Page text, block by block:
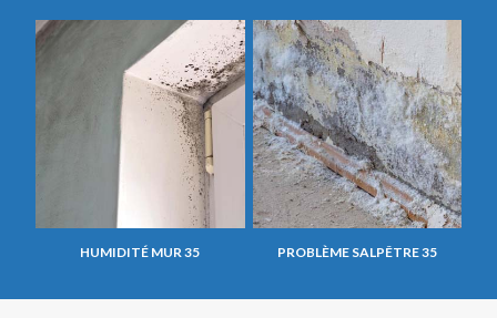
HUMIDITÉ MUR 35 PROBLÈME SALPÊTRE 35